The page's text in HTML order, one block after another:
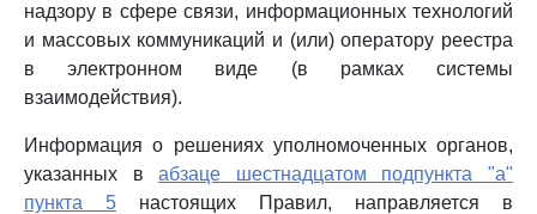
надзору в сфере связи, информационных технологий
и массовых коммуникаций и (или) оператору реестра
в электронном виде (в рамках системы
взаимодействия).
Информация о решениях уполномоченных органов,
указанных вабзаце шестнадцатом подпункта "а"
пункта 5 настоящих Правил, направляется в